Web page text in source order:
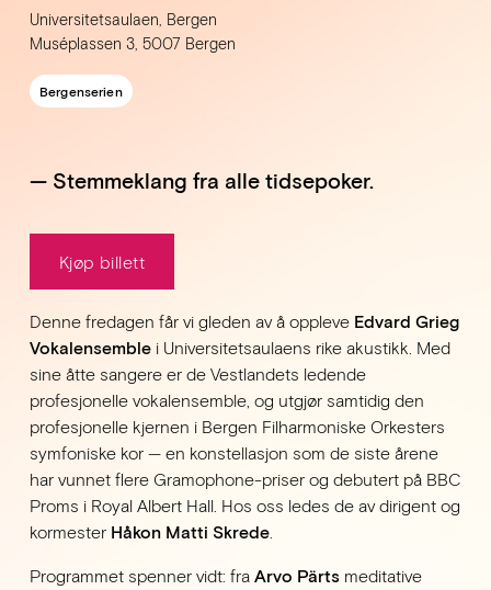
Universitetsaulaen, Bergen
Muséplassen 3 5007 Bergen
Bergenserien
— Stemmeklang fra alle tidsepoker.
Kjøp billett
Denne fredagen får vi gleden av å oppleve Edvard Grieg
Vokalensemble i Universitetsaulaens rike akustikk. Med
sine åtte sangere er de Vestlandets ledende
profesjonelle vokalensemble, og utgjør samtidig den
profesjonelle kjernen i Bergen Filharmoniske Orkesters
symfoniske kor — en konstellasjon som de siste årene
har vunnet flere Gramophone-priser og debutert på BBC
Proms i Royal Albert Hall. Hos oss ledes de av dirigent og
kormester Håkon Matti Skrede.
Programmet spenner vidt: fra Arvo Pärts meditative